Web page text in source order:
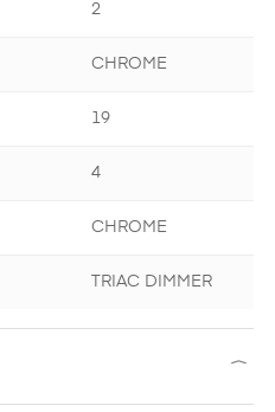
2
CHROME
19
4
CHROME
TRIAC DIMMER